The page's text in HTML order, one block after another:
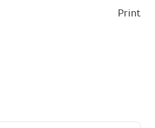
Print